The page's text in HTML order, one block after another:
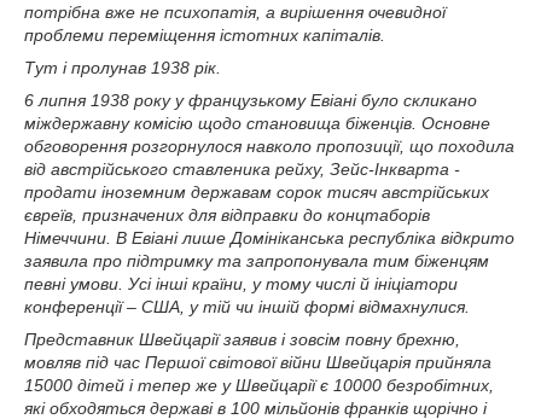
потрібна вже не психопатія, а вирішення очевидної
проблеми переміщення істотних капіталів.
Тут і пролунав 1938 рік.
6 липня 1938 року у французькому Евіані було скликано
міждержавну комісію щодо становища біженців. Основне
обговорення розгорнулося навколо пропозиції, що походила
від австрійського ставленика рейху, Зейс-Інкварта -
продати іноземним державам сорок тисяч австрійських
євреїв, призначених для відправки до концтаборів
Німеччини. В Евіані лише Домініканська республіка відкрито
заявила про підтримку та запропонувала тим біженцям
певні умови. Усі інші країни, у тому числі й ініціатори
конференції – США, у тій чи іншій формі відмахнулися.
Представник Швейцарії заявив і зовсім повну брехню,
мовляв під час Першої світової війни Швейцарія прийняла
15000 дітей і тепер же у Швейцарії є 10000 безробітних,
які обходяться державі в 100 мільйонів франків щорічно і